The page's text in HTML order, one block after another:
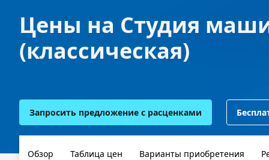
Цены на Студия
(классическая)
Запросить предложение с расценками
Обзор Таблица цен Варианты приобретения